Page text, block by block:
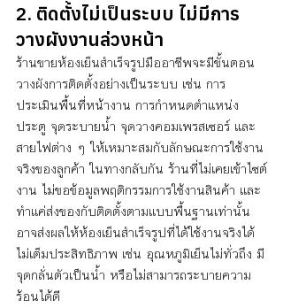
2. ติดตั้งไม่เป็นระบบ ไม่มีการ
วางผังงานล่วงหน้า
ร้านขายห้องเย็นสำเร็จรูปมืออาชีพจะมีขั้นตอน
วางผังการติดตั้งอย่างเป็นระบบ เช่น การ
ประเมินพื้นที่หน้างาน การกำหนดตำแหน่ง
ประตู จุดระบายน้ำ จุดวางคอมเพรสเซอร์ และ
สายไฟต่าง ๆ ให้เหมาะสมกับลักษณะการใช้งาน
จริงของลูกค้า ในทางกลับกัน ร้านที่ไม่เคยเข้าไซต์
งาน ไม่ขอข้อมูลพฤติกรรมการใช้งานสินค้า และ
ทำแค่ส่งของกับติดตั้งตามแบบพื้นฐานเท่านั้น
อาจส่งผลให้ห้องเย็นสำเร็จรูปที่ได้ใช้งานจริงได้
ไม่เต็มประสิทธิภาพ เช่น อุณหภูมิเย็นไม่ทั่วถึง มี
จุดกลั่นตัวเป็นน้ำ หรือไม่สามารถระบายความ
ร้อนได้ดี